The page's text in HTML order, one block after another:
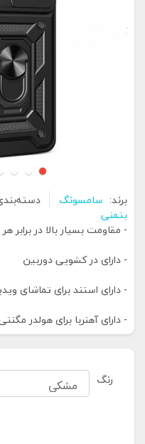
برند: سامسونگ
بتمنی
- مقاومت بسیار بالا در برابر
- دارای در کشویی دوربین
- دارای استند برای تماشای
- دارای آهنربا برای هولدر
رنگ